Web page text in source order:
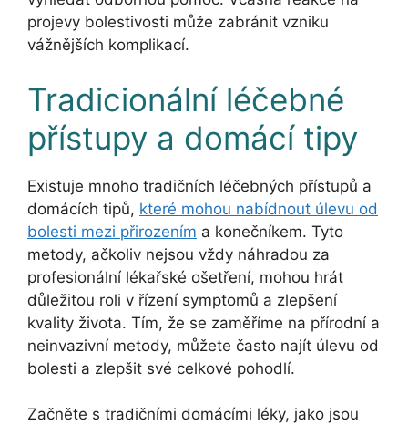
projevy bolestivosti může zabránit vzniku
vážnějších komplikací.
Tradicionální léčebné
přístupy a domácí tipy
Existuje mnoho tradičních léčebných přístupů a
domácích tipů, které mohou nabídnout úlevu od
bolesti mezi přirozením a konečníkem. Tyto
metody, ačkoliv nejsou vždy náhradou za
profesionální lékařské ošetření, mohou hrát
důležitou roli v řízení symptomů a zlepšení
kvality života. Tím, že se zaměříme na přírodní a
neinvazivní metody, můžete často najít úlevu od
bolesti a zlepšit své celkové pohodlí.
Začněte s tradičními domácími léky, jako jsou